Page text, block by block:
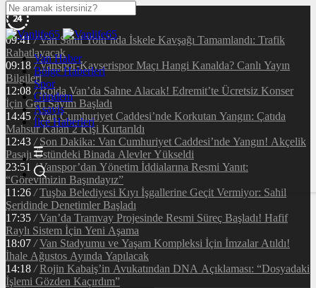
Van Haber
Bölge Haberleri
Spor
Gündem
Asayiş
İlçe Haberleri
09:41 / Van Sahil Yolu’nda İskele Kavşağı Tamamlandı: Trafik
Rahatlayacak
09:18 / Vanspor-Kayserispor Maçı Hangi Kanalda? Canlı Yayın
Bilgileri
12:08 / Rojda Van’da Sahne Alacak! Edremit’te Ücretsiz Konser
İçin Geri Sayım Başladı
14:45 / Van Cumhuriyet Caddesi’nde Korkutan Yangın: Çatıda
Mahsur Kalan 2 Kişi Kurtarıldı
12:43 / Son Dakika: Van Cumhuriyet Caddesi’nde Yangın! Akçelik
Pasajı Üstündeki Binada Alevler Yükseldi
23:51 / Vanspor’dan Yönetim İddialarına Resmi Yanıt:
“Görevimizin Başındayız”
11:26 / Tuşba Belediyesi Kıyı İşgallerine Geçit Vermiyor: Sahil
Şeridinde Denetimler Başladı
17:35 / Van’da Tramvay Projesinde Resmi Süreç Başladı! Hafif
Raylı Sistem İçin Yeni Aşama
18:07 / Van Stadyumu ve Yaşam Kompleksi İçin İmzalar Atıldı!
İhale Ağustos Ayında Yapılacak
14:18 / Rojin Kabaiş’in Avukatından DNA Açıklaması: “Dosyadaki
İşlemi Gözden Kaçırdım”